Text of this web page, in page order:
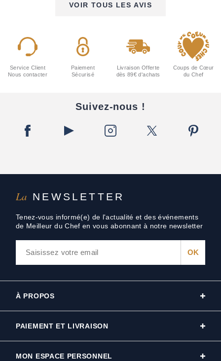
VOIR TOUS LES AVIS
La NEWSLETTER
Tenez-vous informé(e) de l'actualité et des événements
de Meilleur du Chef en vous abonnant à notre newsletter
Service Client
Nous contacter
Paiement
Sécurisé
Livraison Offerte
dès 89€ d'achats
Coups de Cœur
du Chef
Suivez-nous !
À PROPOS
PAIEMENT ET LIVRAISON
MON ESPACE PERSONNEL